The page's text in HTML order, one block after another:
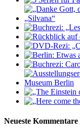
Neueste Kommentare